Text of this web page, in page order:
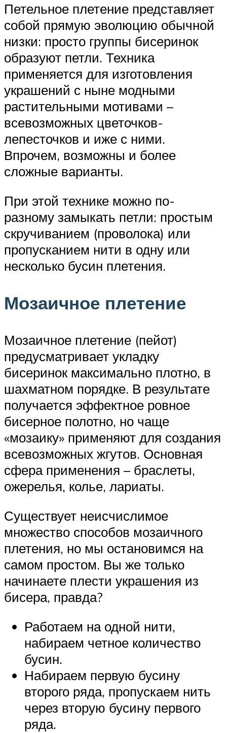
Петельное плетение представляет
собой прямую эволюцию обычной
низки: просто группы бисеринок
образуют петли. Техника
применяется для изготовления
украшений с ныне модными
растительными мотивами –
всевозможных цветочков-
лепесточков и иже с ними.
Впрочем, возможны и более
сложные варианты.
При этой технике можно по-
разному замыкать петли: простым
скручиванием (проволока) или
пропусканием нити в одну или
несколько бусин плетения.
Мозаичное плетение
Мозаичное плетение (пейот)
предусматривает укладку
бисеринок максимально плотно, в
шахматном порядке. В результате
получается эффектное ровное
бисерное полотно, но чаще
«мозаику» применяют для создания
всевозможных жгутов. Основная
сфера применения – браслеты,
ожерелья, колье, лариаты.
Существует неисчислимое
множество способов мозаичного
плетения, но мы остановимся на
самом простом. Вы же только
начинаете плести украшения из
бисера, правда?
Работаем на одной нити,
набираем четное количество
бусин.
Набираем первую бусину
второго ряда, пропускаем нить
через вторую бусину первого
ряда.